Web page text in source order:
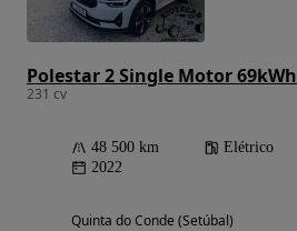
Polestar 2 Single Motor 69kWh
231 cv
48 500 km Elétrico
2022
Quinta do Conde (Setúbal)